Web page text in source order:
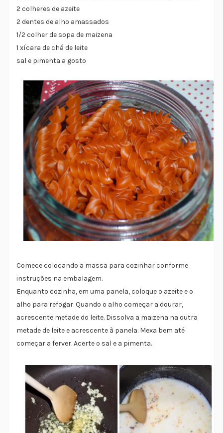
2 colheres de azeite
2 dentes de alho amassados
1/2 colher de sopa de maizena
1 xícara de chá de leite
sal e pimenta a gosto
Comece colocando a massa para cozinhar conforme
instruções na embalagem.
Enquanto cozinha, em uma panela, coloque o azeite e o
alho para refogar. Quando o alho começar a dourar,
acrescente metade do leite. Dissolva a maizena na outra
metade de leite e acrescente à panela. Mexa bem até
começar a ferver. Acerte o sal e a pimenta.